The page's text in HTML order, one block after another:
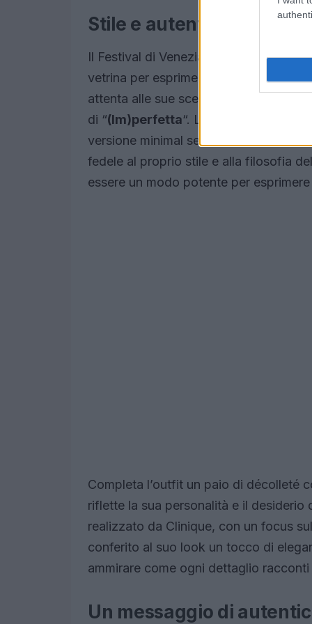
Stile e autenticità sul
Il Festival di Venezia non è solo un
vetrina per esprimere la propria
attenta alle sue scelte stilistiche, ha
di “(Im)perfetta“. La gonna color
versione minimal senza accessori, ha
fedele al proprio stile e alla filosofia
essere un modo potente per
Completa l’outfit un paio di décolleté
riflette la sua personalità e il desiderio
realizzato da Clinique, con un focus
conferito al suo look un tocco di
ammirare come ogni dettaglio racconti
Un messaggio di